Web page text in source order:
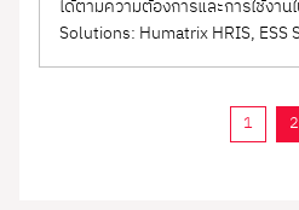
เหมาะสำหรับองค์กรที่ต้องกา
ความโปร่งใส และให้พนักงา
Payroll System (21)
Executive Search
Recruitment Agency
ได้ตามความต้องการและการใช้งาน
Solutions: Humatrix HRIS, ESS
Outsourcing, Total Benefit
โปรแกรมบัญชีสำหรับองค์กรทุกประ
1 2